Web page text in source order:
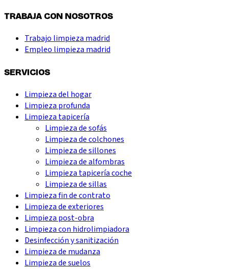
TRABAJA CON NOSOTROS
Trabajo limpieza madrid
Empleo limpieza madrid
SERVICIOS
Limpieza del hogar
Limpieza profunda
Limpieza tapicería
Limpieza de sofás
Limpieza de colchones
Limpieza de sillones
Limpieza de alfombras
Limpieza tapicería coche
Limpieza de sillas
Limpieza fin de contrato
Limpieza de exteriores
Limpieza post-obra
Limpieza con hidrolimpiadora
Desinfección y sanitización
Limpieza de mudanza
Limpieza de suelos